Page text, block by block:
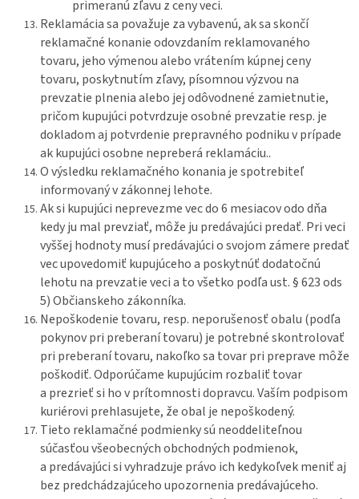
primeranú zľavu z ceny veci.
Reklamácia sa považuje za vybavenú, ak sa skončí
reklamačné konanie odovzdaním reklamovaného
tovaru, jeho výmenou alebo vrátením kúpnej ceny
tovaru, poskytnutím zľavy, písomnou výzvou na
prevzatie plnenia alebo jej odôvodnené zamietnutie,
pričom kupujúci potvrdzuje osobné prevzatie resp. je
dokladom aj potvrdenie prepravného podniku v prípade
ak kupujúci osobne nepreberá reklamáciu..
O výsledku reklamačného konania je spotrebiteľ
informovaný v zákonnej lehote.
Ak si kupujúci neprevezme vec do 6 mesiacov odo dňa
kedy ju mal prevziať, môže ju predávajúci predať. Pri veci
vyššej hodnoty musí predávajúci o svojom zámere predať
vec upovedomiť kupujúceho a poskytnúť dodatočnú
lehotu na prevzatie veci a to všetko podľa ust. § 623 ods
5) Občianskeho zákonníka.
Nepoškodenie tovaru, resp. neporušenosť obalu (podľa
pokynov pri preberaní tovaru) je potrebné skontrolovať
pri preberaní tovaru, nakoľko sa tovar pri preprave môže
poškodiť. Odporúčame kupujúcim rozbaliť tovar
a prezrieť si ho v prítomnosti dopravcu. Vaším podpisom
kuriérovi prehlasujete, že obal je nepoškodený.
Tieto reklamačné podmienky sú neoddeliteľnou
súčasťou všeobecných obchodných podmienok,
a predávajúci si vyhradzuje právo ich kedykoľvek meniť aj
bez predchádzajúceho upozornenia predávajúceho.